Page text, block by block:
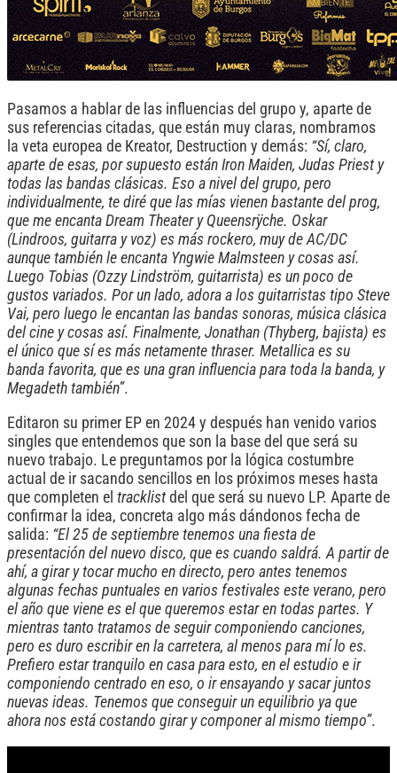
Pasamos a hablar de las influencias del grupo y, aparte de
sus referencias citadas, que están muy claras, nombramos
la veta europea de Kreator, Destruction y demás: “Sí, claro,
aparte de esas, por supuesto están Iron Maiden, Judas Priest y
todas las bandas clásicas. Eso a nivel del grupo, pero
individualmente, te diré que las mías vienen bastante del prog,
que me encanta Dream Theater y Queensrÿche. Oskar
(Lindroos, guitarra y voz) es más rockero, muy de AC/DC
aunque también le encanta Yngwie Malmsteen y cosas así.
Luego Tobias (Ozzy Lindström, guitarrista) es un poco de
gustos variados. Por un lado, adora a los guitarristas tipo Steve
Vai, pero luego le encantan las bandas sonoras, música clásica
del cine y cosas así. Finalmente, Jonathan (Thyberg, bajista) es
el único que sí es más netamente thraser. Metallica es su
banda favorita, que es una gran influencia para toda la banda, y
Megadeth también”.
Editaron su primer EP en 2024 y después han venido varios
singles que entendemos que son la base del que será su
nuevo trabajo. Le preguntamos por la lógica costumbre
actual de ir sacando sencillos en los próximos meses hasta
que completen el tracklistdel que será su nuevo LP. Aparte de
confirmar la idea, concreta algo más dándonos fecha de
salida: “El 25 de septiembre tenemos una fiesta de
presentación del nuevo disco, que es cuando saldrá. A partir de
ahí, a girar y tocar mucho en directo, pero antes tenemos
algunas fechas puntuales en varios festivales este verano, pero
el año que viene es el que queremos estar en todas partes. Y
mientras tanto tratamos de seguir componiendo canciones,
pero es duro escribir en la carretera, al menos para mí lo es.
Prefiero estar tranquilo en casa para esto, en el estudio e ir
componiendo centrado en eso, o ir ensayando y sacar juntos
nuevas ideas. Tenemos que conseguir un equilibrio ya que
ahora nos está costando girar y componer al mismo tiempo”.